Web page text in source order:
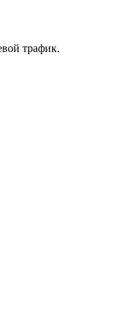
трафик.